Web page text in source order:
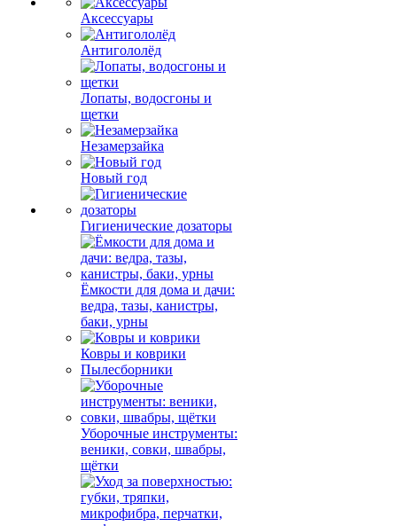
Аксессуары
Антигололёд
Лопаты, водосгоны и
щетки
Незамерзайка
Новый год
Гигиенические дозаторы
Ёмкости для дома и дачи:
ведра, тазы, канистры,
баки, урны
Ковры и коврики
Пылесборники
Уборочные инструменты:
веники, совки, швабры,
щётки